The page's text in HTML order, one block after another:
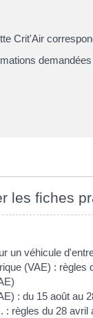
Crit'Air
les fiches
un véhicule
(VAE) : règles
: du 15 août au
règles du 28 avril